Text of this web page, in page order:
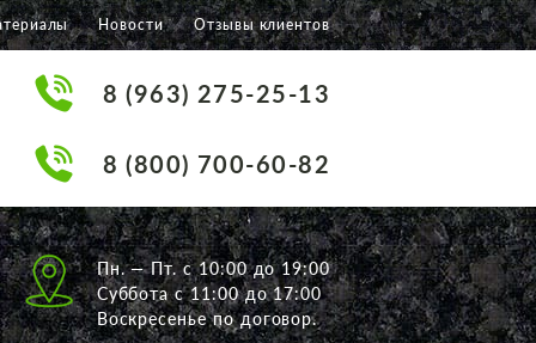
Новости Отзывы клиентов
8 (963) 275-25-13
8 (800) 700-60-82
Пн. — Пт. с 10:00 до 19:00
Суббота с 11:00 до 17:00
Воскресенье по договор.